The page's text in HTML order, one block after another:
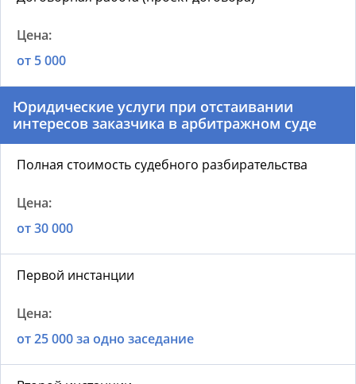
от 5 000
Юридические услуги при отстаивании
интересов заказчика в арбитражном суде
Полная стоимость судебного разбирательства
от 30 000
Первой инстанции
от 25 000 за одно заседание